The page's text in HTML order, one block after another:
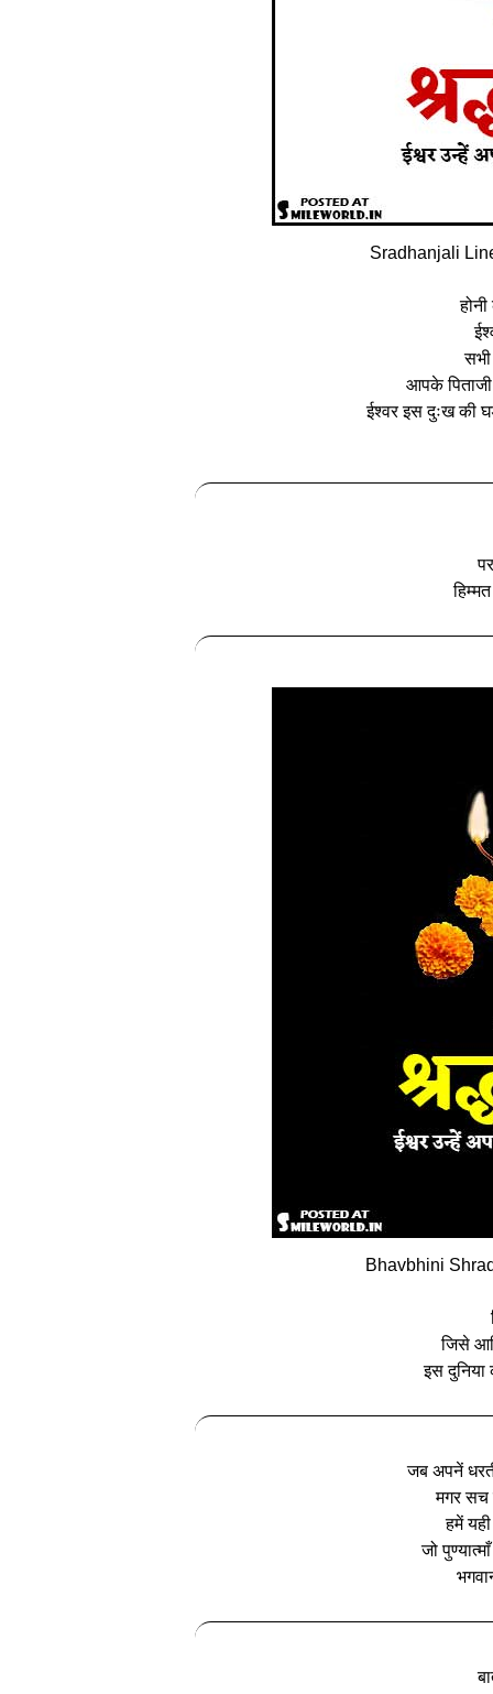
Sradhanjali
आपके
ईश्वर इस दुःख की
Bhavbhini
जिसे
इस
जब अपनें
मगर सच
हमें यही
जो